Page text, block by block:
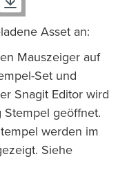
Asset an:
Mauszeiger auf
Set und
Snagit Editor wird
Stempel geöffnet.
werden im
Siehe